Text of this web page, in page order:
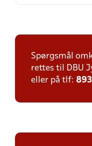
Spørgsmål
rettes til DBU
eller på tlf: